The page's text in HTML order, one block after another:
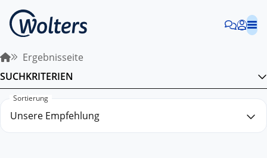
Ergebnisseite
SUCHKRITERIEN
Sortierung